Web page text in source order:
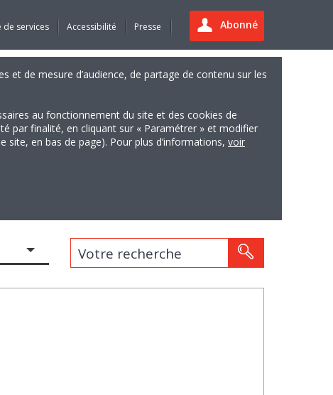
Abonné
services Accessibilité Presse
de mesure d’audience, de partage de contenu sur les
au fonctionnement du site et des cookies de
par finalité, en cliquant sur « Paramétrer » et modifier
en bas de page). Pour plus d’informations, voir
Votre recherche